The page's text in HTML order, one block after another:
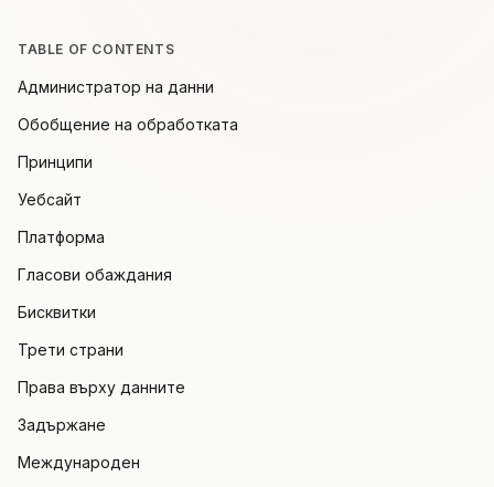
24 роли
25 езика
Интеграции
Наличен също в Microsoft Marketplace
Ветеринар
Физиотерапия
Салон за красота
Занаяти
Ресторант
Агенция за недвижими имоти
Грижа за възрастни хора
Частна практика
Премиум хотелиерство
Адвокатска кантора
Аварийни услуги
Цени
Ресурси
Документация
ИНСТРУМЕНТИ
ROI калкулатор
АКТУАЛИЗАЦИИ
Дневник на промените
Партньори
ПЕЧЕЛИ
Партньорска програма
TABLE OF CONTENTS
Администратор на данни
Обобщение на обработката
Принципи
Уебсайт
Платформа
Гласови обаждания
Бисквитки
Трети страни
Права върху данните
Задържане
Международен